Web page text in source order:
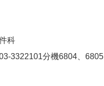
科
3322101分機6804、6805